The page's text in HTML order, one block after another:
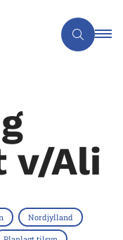
v/Ali
Nordjylland